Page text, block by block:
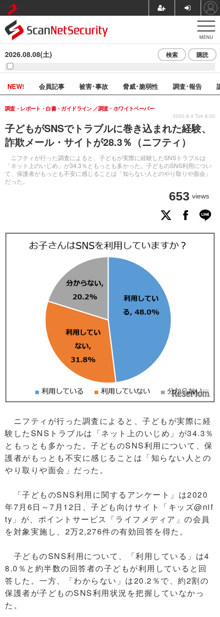
MENU
2026.08.08(土) 検索 購読
NEW! 会員記事 被害･事故 脅威･脆弱性 調査･報告
子どもがSNSでトラブルに巻き込まれた経験、
詐欺メール・サイトが28.3％（ニフティ）
ニフティが行った調査によると、子どもが実際に経験したSNSトラブルは
「ネット上のいじめ」が34.3％ともっとも多かった。子どものSNS利用につい
て、保護者がもっとも不安に感じることは「知らない人とのやり取りや面会」
だった。
調査・レポート・白書・ガイドライン 調査・ホワイトペーパー
653 views
2020.8.4 Tue 8:00
ニフティが行った調査によると、子どもが実際に経
験したSNSトラブルは「ネット上のいじめ」が34.3％
ともっとも多かった。子どものSNS利用について、保
護者がもっとも不安に感じることは「知らない人との
やり取りや面会」だった。
「子どものSNS利用に関するアンケート」は2020
年7月6日～7月12日、子ども向けサイト「キッズ@nif
ty」が、ポイントサービス「ライフメディア」の会員
を対象実施し、2万2,276件の有効回答を得た。
子どものSNS利用について、「利用している」は4
8.0％と約半数の回答者の子どもが利用していると回
答した。一方、「わからない」は20.2％で、約2割の
保護者が子どものSNS利用状況を把握していなかっ
た。